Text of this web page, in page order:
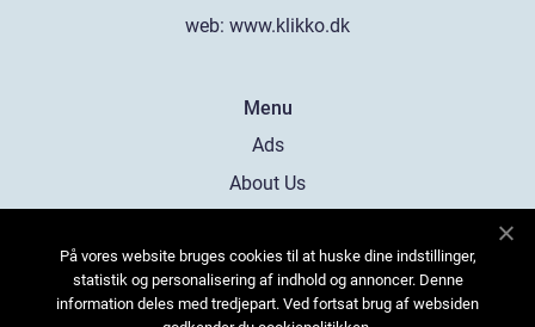
web: www.klikko.dk
Menu
Ads
About Us
Contact
Sitemap
På vores website bruges cookies til at huske dine indstillinger,
statistik og personalisering af indhold og annoncer. Denne
information deles med tredjepart. Ved fortsat brug af websiden